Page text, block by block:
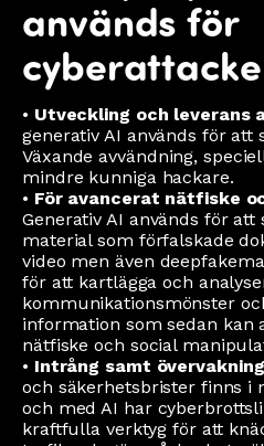
används för
• Utveckling och leverans
generativ AI används för att
Växande avvändning,
mindre kunniga hackare.
• För avancerat nätfiske
Generativ AI används för
material som förfalskade
video men även
för att kartlägga och
kommunikationsmönster
information som sedan kan
nätfiske och social
• Intrång samt
och säkerhetsbrister finns i
och med AI har
kraftfulla verktyg för att